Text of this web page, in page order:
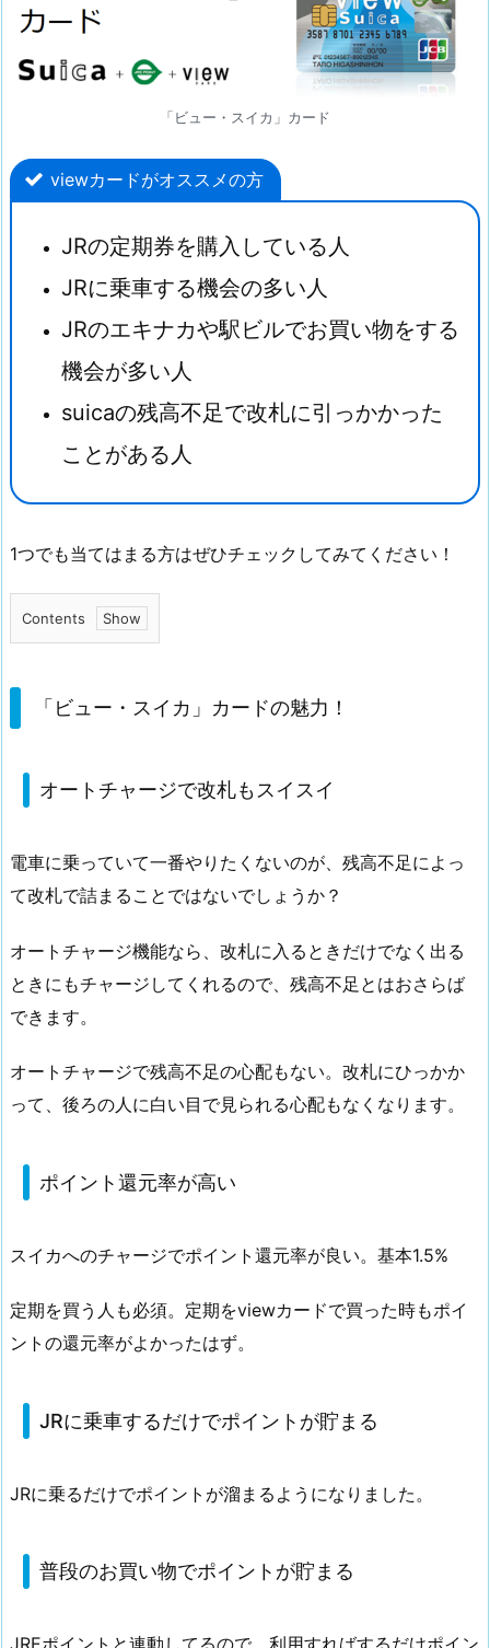
「ビュー・スイカ」カード
viewカードがオススメの方
JRの定期券を購入している人
JRに乗車する機会の多い人
JRのエキナカや駅ビルでお買い物をする
機会が多い人
suicaの残高不足で改札に引っかかった
ことがある人
1つでも当てはまる方はぜひチェックしてみてください！
Contents
1.
ュ
イ
ー
ド
力！
1.
オ
ー
ャ
改
札
イ
1.
ポ
「ビュー・スイカ」カードの魅力！
オートチャージで改札もスイスイ
電車に乗っていて一番やりたくないのが、残高不足によっ
て改札で詰まることではないでしょうか？
オートチャージ機能なら、改札に入るときだけでなく出る
ときにもチャージしてくれるので、残高不足とはおさらば
できます。
オートチャージで残高不足の心配もない。改札にひっかか
って、後ろの人に白い目で見られる心配もなくなります。
ポイント還元率が高い
スイカへのチャージでポイント還元率が良い。基本1.5%
定期を買う人も必須。定期をviewカードで買った時もポイ
ントの還元率がよかったはず。
JRに乗車するだけでポイントが貯まる
JRに乗るだけでポイントが溜まるようになりました。
普段のお買い物でポイントが貯まる
JREポイントと連動してるので、利用すればするだけポイン